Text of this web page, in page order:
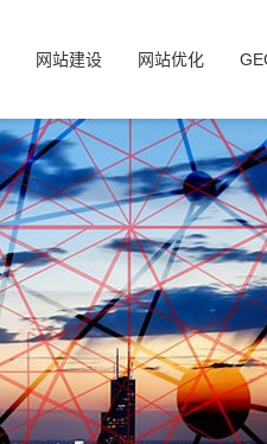
网站建设 网站优化